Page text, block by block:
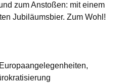
zum Anstoßen: mit einem
Jubiläumsbier. Zum Wohl!